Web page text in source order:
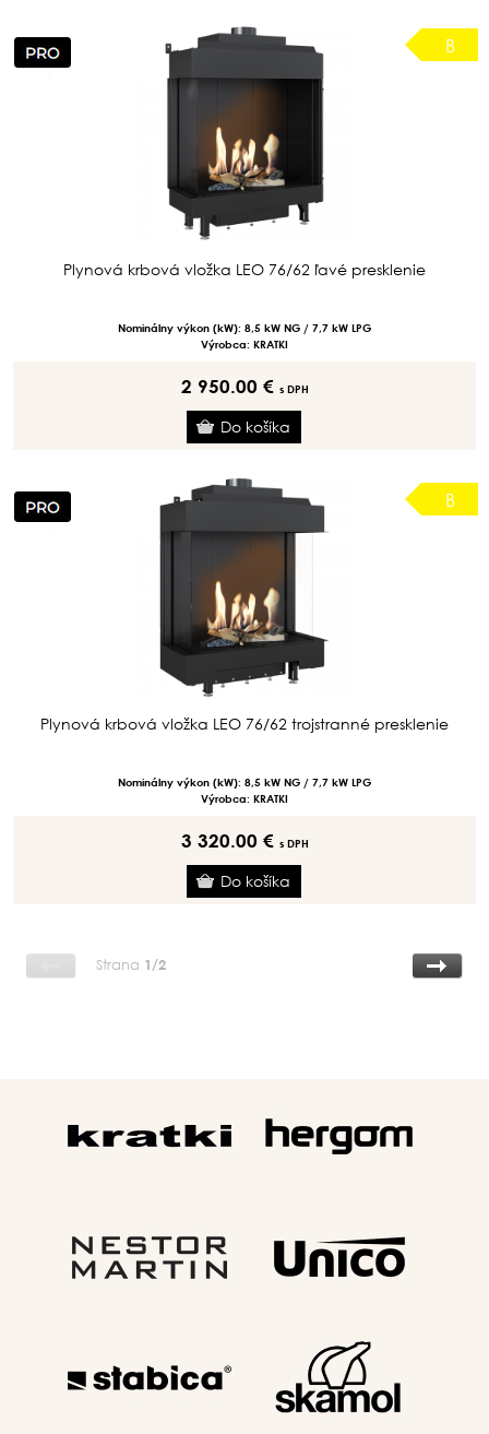
B
Plynová krbová vložka LEO 76/62 ľavé presklenie
Nominálny výkon (kW): 8,5 kW NG / 7,7 kW LPG
Výrobca: KRATKI
2 950.00 € s DPH
B
Plynová krbová vložka LEO 76/62 trojstranné presklenie
Nominálny výkon (kW): 8,5 kW NG / 7,7 kW LPG
Výrobca: KRATKI
3 320.00 € s DPH
Strana 1/2